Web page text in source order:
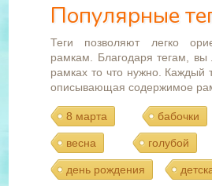
Популярные
Теги позволяют легко
рамкам. Благодаря тегам, вы
рамках то что нужно. Каждый
описывающая содержимое
8 марта бабочки
весна голубой
день рождения